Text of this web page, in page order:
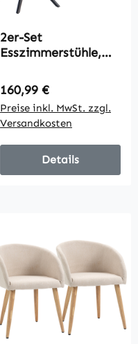
2er-Set
Esszimmerstühle,
gepolstert,
Armlehnen,
Metallbeine,
Dunkelgrau
Regulärer Preis:
160,99 €
Preise inkl. MwSt. zzgl.
Versandkosten
Details